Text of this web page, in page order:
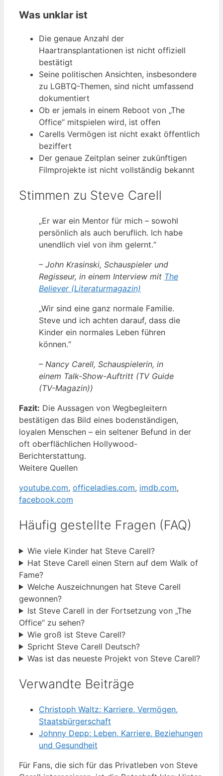
Was unklar ist
Die genaue Anzahl der
Haartransplantationen ist nicht offiziell
bestätigt
Seine politischen Ansichten, insbesondere
zu LGBTQ-Themen, sind nicht umfassend
dokumentiert
Ob er jemals in einem Reboot von „The
Office“ mitspielen wird, ist offen
Carells Vermögen ist nicht exakt öffentlich
beziffert
Der genaue Zeitplan seiner zukünftigen
Filmprojekte ist nicht vollständig bekannt
Stimmen zu Steve Carell
„Er war ein Mentor für mich – sowohl
persönlich als auch beruflich. Ich habe
unendlich viel von ihm gelernt.“
– John Krasinski, Schauspieler und
Regisseur, in einem Interview mit The
Believer (Literaturmagazin)
„Wir sind eine ganz normale Familie.
Steve und ich achten darauf, dass die
Kinder ein normales Leben führen
können.“
– Nancy Carell, Schauspielerin, in
einem Talk-Show-Auftritt (TV Guide
(TV-Magazin))
Fazit: Die Aussagen von Wegbegleitern
bestätigen das Bild eines bodenständigen,
loyalen Menschen – ein seltener Befund in der
oft oberflächlichen Hollywood-
Berichterstattung.
Weitere Quellen
youtube.com, officeladies.com, imdb.com,
facebook.com
Häufig gestellte Fragen (FAQ)
Wie viele Kinder hat Steve Carell?
Hat Steve Carell einen Stern auf dem Walk of
Fame?
Welche Auszeichnungen hat Steve Carell
gewonnen?
Ist Steve Carell in der Fortsetzung von „The
Office“ zu sehen?
Wie groß ist Steve Carell?
Spricht Steve Carell Deutsch?
Was ist das neueste Projekt von Steve Carell?
Verwandte Beiträge
Christoph Waltz: Karriere, Vermögen,
Staatsbürgerschaft
Johnny Depp: Leben, Karriere, Beziehungen
und Gesundheit
Für Fans, die sich für das Privatleben von Steve